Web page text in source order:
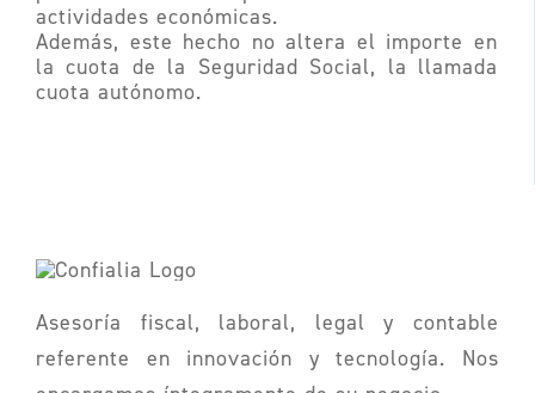
actividades económicas.
Además, este hecho no altera el importe en
la cuota de la Seguridad Social, la llamada
cuota autónomo.
Asesoría fiscal, laboral, legal y contable
referente en innovación y tecnología. Nos